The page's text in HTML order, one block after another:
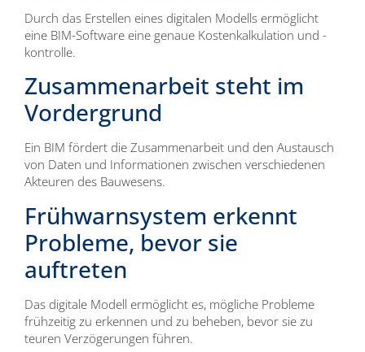
Durch das Erstellen eines digitalen Modells ermöglicht
eine BIM-Software eine genaue Kostenkalkulation und -
kontrolle.
Zusammenarbeit steht im
Vordergrund
Ein BIM fördert die Zusammenarbeit und den Austausch
von Daten und Informationen zwischen verschiedenen
Akteuren des Bauwesens.
Frühwarnsystem erkennt
Probleme, bevor sie
auftreten
Das digitale Modell ermöglicht es, mögliche Probleme
frühzeitig zu erkennen und zu beheben, bevor sie zu
teuren Verzögerungen führen.